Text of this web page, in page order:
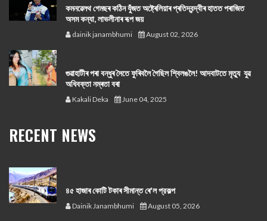
কমনৱেলথ গেমছৰ কঠিন যুঁজত অষ্ট্ৰেলিয়াৰ প্ৰতিদ্বন্দ্বীৰ হাতত পৰাজিত
অসম কন্যা, লাভলীনাৰ ৰূপ জয়
dainik janambhumi August 02, 2026
গুৱাহাটীৰ পৰা বন্ধুৰ সৈতে ফুৰিবলৈ গৈছিল শ্বিলঙলৈ! আদবাটতে মৃত্যু যুৱ
অধিবক্তা নম্ৰতা বৰা
Kakali Deka June 04, 2025
RECENT NEWS
৪৫ হাজাৰ কোটি টকাৰ সীমান্ত ৰে'ল প্রকল্প
Dainik Janambhumi August 05, 2026